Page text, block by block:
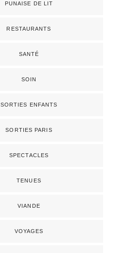
PUNAISE DE LIT
RESTAURANTS
SANTÉ
SOIN
SORTIES ENFANTS
SORTIES PARIS
SPECTACLES
TENUES
VIANDE
VOYAGES